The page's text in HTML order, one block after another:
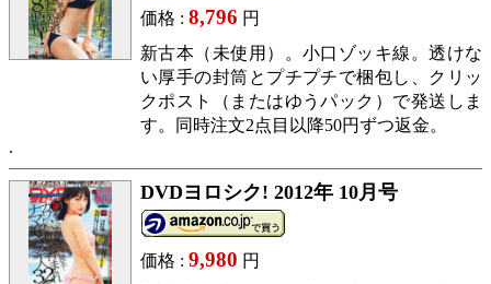
価格 : 8,796 円
新古本（未使用）。小口ゾッキ線。透けな
い厚手の封筒とプチプチで梱包し、クリッ
クポスト（またはゆうパック）で発送しま
す。同時注文2点目以降50円ずつ返金。
DVDヨロシク! 2012年 10月号
価格 : 9,980 円